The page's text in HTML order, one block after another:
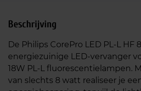
Beschrijving
De Philips CorePro LED PL‑L HF
energiezuinige LED‑vervanger
18W PL‑L fluorescentielampen.
van slechts 8 watt realiseer je